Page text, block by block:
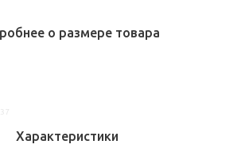
о размере товара
Характеристики